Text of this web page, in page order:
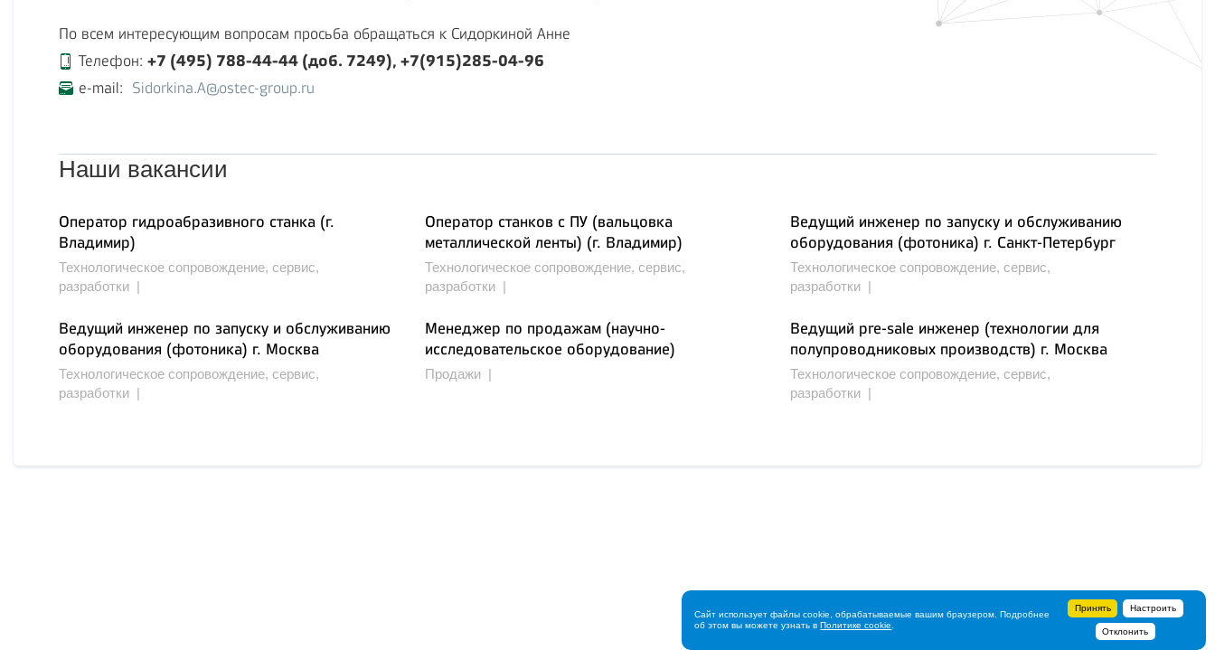
По всем интересующим вопросам просьба обращаться к Сидоркиной Анне
Телефон: +7 (495) 788-44-44 (доб. 7249), +7(915)285-04-96
e-mail: Sidorkina.A@ostec-group.ru
Наши вакансии
Оператор гидроабразивного станка (г.
Владимир)
Технологическое сопровождение, сервис,
разработки |
Оператор станков с ПУ (вальцовка
металлической ленты) (г. Владимир)
Технологическое сопровождение, сервис,
разработки |
Ведущий инженер по запуску и обслуживанию
оборудования (фотоника) г. Санкт-Петербург
Технологическое сопровождение, сервис,
разработки |
Ведущий инженер по запуску и обслуживанию
оборудования (фотоника) г. Москва
Технологическое сопровождение, сервис,
разработки |
Менеджер по продажам (научно-
исследовательское оборудование)
Продажи |
Ведущий pre-sale инженер (технологии для
полупроводниковых производств) г. Москва
Технологическое сопровождение, сервис,
разработки |
Сайт использует файлы cookie, обрабатываемые вашим браузером. Подробнее
об этом вы можете узнать вПолитике cookie
Принять Настроить
Отклонить